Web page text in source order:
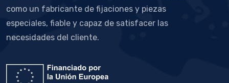
como un fabricante de fijaciones y piezas
especiales, fiable y capaz de satisfacer las
necesidades del cliente.